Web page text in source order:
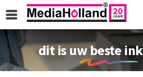
dit is uw beste